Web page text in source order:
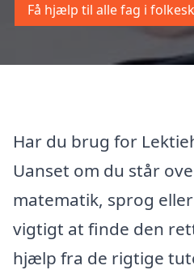
Få hjælp til alle fag i
Har du brug for
Uanset om du står
matematik, sprog
vigtigt at finde den
hjælp fra de rigtige